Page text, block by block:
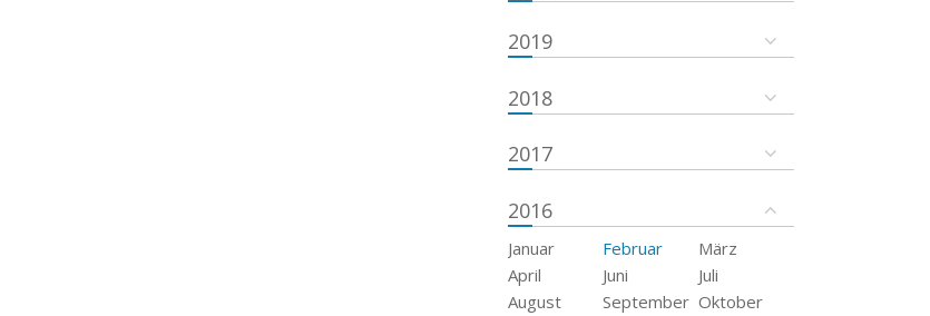
2019
2018
2017
2016
Januar Februar
März
April
Juni
Juli
August
September Oktober